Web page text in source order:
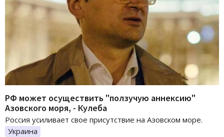
РФ может осуществить "ползучую аннексию"
Азовского моря, - Кулеба
Россия усиливает свое присутствие на Азовском море.
Украина